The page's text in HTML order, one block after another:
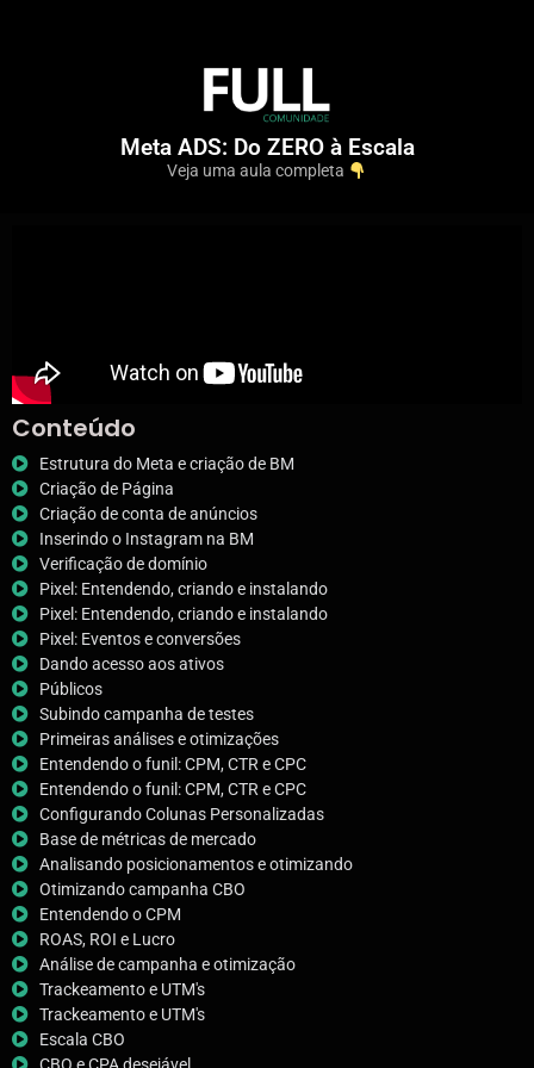
Meta ADS: Do ZERO à Escala
Veja uma aula completa
Conteúdo
Estrutura do Meta e criação de BM
Criação de Página
Criação de conta de anúncios
Inserindo o Instagram na BM
Verificação de domínio
Pixel: Entendendo, criando e instalando
Pixel: Entendendo, criando e instalando
Pixel: Eventos e conversões
Dando acesso aos ativos
Públicos
Subindo campanha de testes
Primeiras análises e otimizações
Entendendo o funil: CPM, CTR e CPC
Entendendo o funil: CPM, CTR e CPC
Configurando Colunas Personalizadas
Base de métricas de mercado
Analisando posicionamentos e otimizando
Otimizando campanha CBO
Entendendo o CPM
ROAS, ROI e Lucro
Análise de campanha e otimização
Trackeamento e UTM's
Trackeamento e UTM's
Escala CBO
CBO e CPA desejável